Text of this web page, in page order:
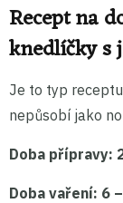
Recept na
knedlíčky s
Je to typ
nepůsobí jako
Doba přípravy:
Doba vaření: 6